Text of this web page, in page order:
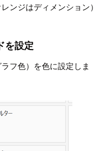
ンジはディメンション）
を設定
フ色）を色に設定しま